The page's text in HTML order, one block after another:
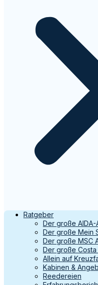
Ratgeber
Der große
Der große Mein
Der große MSC
Der große
Allein auf
Kabinen &
Reedereien